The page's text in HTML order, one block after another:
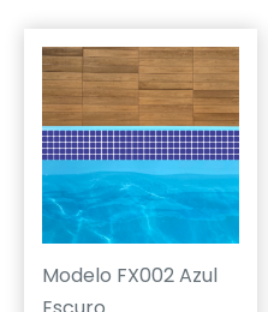
Modelo FX002 Azul